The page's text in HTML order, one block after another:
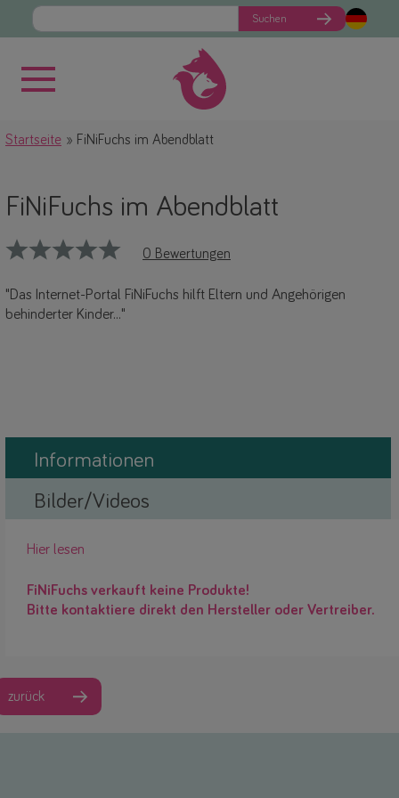
Suchen
Startseite FiNiFuchs im Abendblatt
FiNiFuchs im Abendblatt
0 Bewertungen
"Das Internet-Portal FiNiFuchs hilft Eltern und Angehörigen
behinderter Kinder..."
Informationen
Bilder/Videos
Hier lesen
FiNiFuchs verkauft keine Produkte!
Bitte kontaktiere direkt den Hersteller oder Vertreiber.
zurück